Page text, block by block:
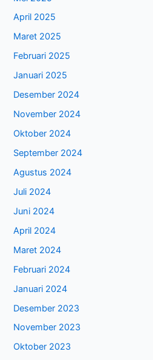
April 2025
Maret 2025
Februari 2025
Januari 2025
Desember 2024
November 2024
Oktober 2024
September 2024
Agustus 2024
Juli 2024
Juni 2024
April 2024
Maret 2024
Februari 2024
Januari 2024
Desember 2023
November 2023
Oktober 2023